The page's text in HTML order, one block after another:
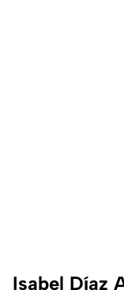
Isabel Díaz